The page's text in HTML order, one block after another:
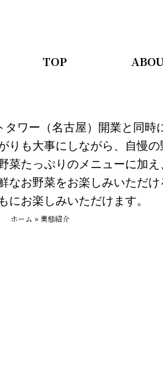
TOP
ワー（名古屋） 開業と同時
りも大事にしながら、 自慢の
菜たっぷりのメニューに加え
なお野菜をお楽しみいただけ
にお楽しみいただけます。
ホーム » 業態紹介